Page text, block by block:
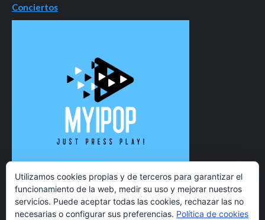
Conciertos
Utilizamos cookies propias y de terceros para garantizar el
funcionamiento de la web, medir su uso y mejorar nuestros
servicios. Puede aceptar todas las cookies, rechazar las no
necesarias o configurar sus preferencias. Política de cookies